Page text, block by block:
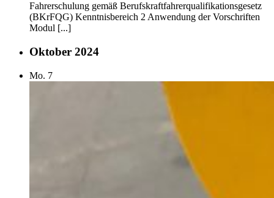
Fahrerschulung gemäß Berufskraftfahrerqualifikationsgesetz
(BKrFQG) Kenntnisbereich 2 Anwendung der Vorschriften
Modul [...]
Oktober 2024
Mo. 7